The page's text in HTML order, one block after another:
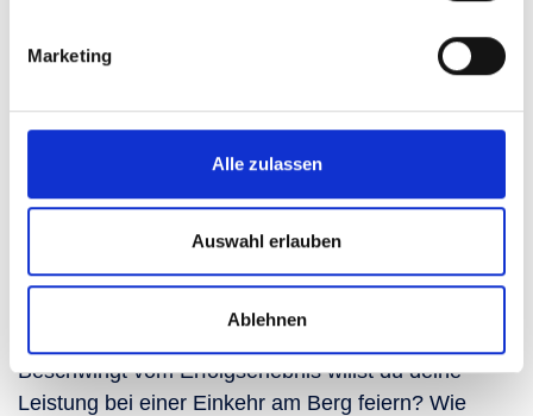
Marketing
Alle zulassen
Auswahl erlauben
Ablehnen
Einkehr nach dem
Übungsklettersteig auf der
Schlossalm
Beschwingt vom Erfolgserlebnis willst du deine
Leistung bei einer Einkehr am Berg feiern? Wie